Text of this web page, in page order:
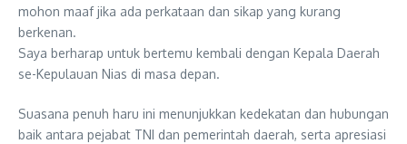
mohon maaf jika ada perkataan dan sikap yang kurang
berkenan.
Saya berharap untuk bertemu kembali dengan Kepala Daerah
se-Kepulauan Nias di masa depan.
Suasana penuh haru ini menunjukkan kedekatan dan hubungan
baik antara pejabat TNI dan pemerintah daerah, serta apresiasi